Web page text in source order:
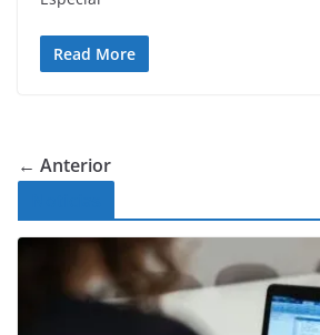
Read More
← Anterior